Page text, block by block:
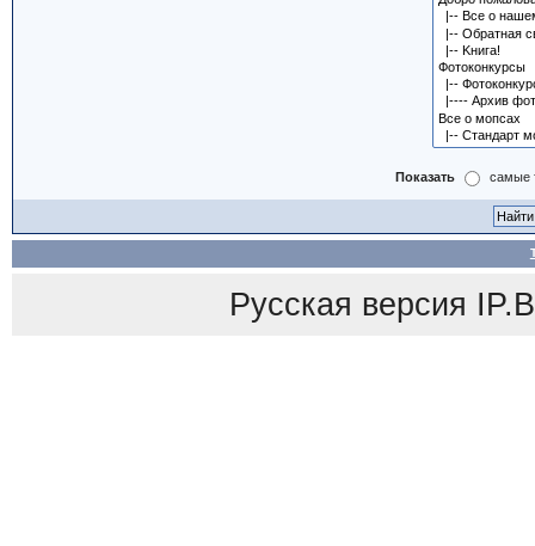
Показать самые
Русская версия